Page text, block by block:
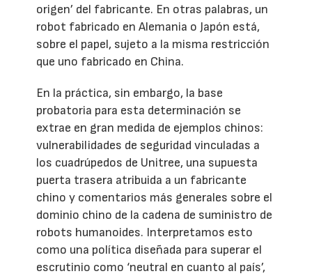
origen’ del fabricante. En otras palabras, un
robot fabricado en Alemania o Japón está,
sobre el papel, sujeto a la misma restricción
que uno fabricado en China.
En la práctica, sin embargo, la base
probatoria para esta determinación se
extrae en gran medida de ejemplos chinos:
vulnerabilidades de seguridad vinculadas a
los cuadrúpedos de Unitree, una supuesta
puerta trasera atribuida a un fabricante
chino y comentarios más generales sobre el
dominio chino de la cadena de suministro de
robots humanoides. Interpretamos esto
como una política diseñada para superar el
escrutinio como ‘neutral en cuanto al país’,